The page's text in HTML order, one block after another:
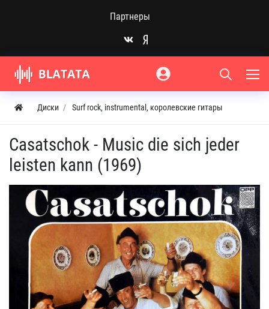
Партнеры
Диски Surf rock, instrumental, королевские гитары
Casatschok - Music die sich jeder
leisten kann (1969)